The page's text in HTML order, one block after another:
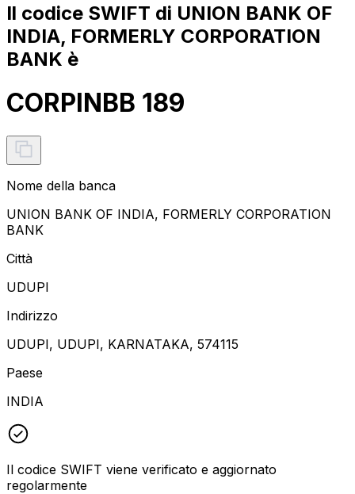
Il codice SWIFT di UNION BANK OF
INDIA, FORMERLY CORPORATION
BANK è
CORPINBB 189
Nome della banca
UNION BANK OF INDIA, FORMERLY CORPORATION
BANK
Città
UDUPI
Indirizzo
UDUPI, UDUPI, KARNATAKA, 574115
Paese
INDIA
Il codice SWIFT viene verificato e aggiornato
regolarmente